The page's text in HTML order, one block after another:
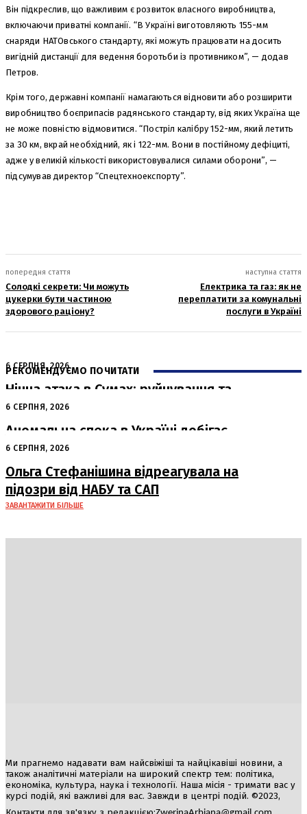
Він підкреслив, що важливим є розвиток власного виробництва,
включаючи приватні компанії. “В Україні виготовляють 155-мм
снаряди НАТОвського стандарту, які можуть працювати на досить
вигідній дистанції для ведення боротьби із противником”, — додав
Петров.
Крім того, державні компанії намагаються відновити або розширити
виробництво боєприпасів радянського стандарту, від яких Україна ще
не може повністю відмовитися. “Постріл калібру 152-мм, який летить
за 30 км, вкрай необхідний, як і 122-мм. Вони в постійному дефіциті,
адже у великій кількості використовувалися силами оборони”, —
підсумував директор “Спецтехноекспорту”.
попередня стаття
Солодкі секрети: Чи можуть
цукерки бути частиною
здорового раціону?
наступна стаття
Електрика та газ: як не
переплатити за комунальні
послуги в Україні
РЕКОМЕНДУЄМО ПОЧИТАТИ
6 СЕРПНЯ, 2026
Нічна атака в Сумах: руйнування та
жертви від російських авіабомб
6 СЕРПНЯ, 2026
Аномальна спека в Україні добігає
кінця: очікується похолодання
6 СЕРПНЯ, 2026
Ольга Стефанішина відреагувала на
підозри від НАБУ та САП
ЗАВАНТАЖИТИ БІЛЬШЕ
Ми прагнемо надавати вам найсвіжіші та найцікавіші новини, а
також аналітичні матеріали на широкий спектр тем: політика,
економіка, культура, наука і технології. Наша місія - тримати вас у
курсі подій, які важливі для вас. Завжди в центрі подій. ©2023,